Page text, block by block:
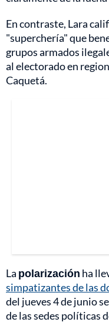
En contraste, Lara
"superchería" que
grupos armados
al electorado en
Caquetá.
La polarización ha
simpatizantes de las
del jueves 4 de junio
de las sedes políticas